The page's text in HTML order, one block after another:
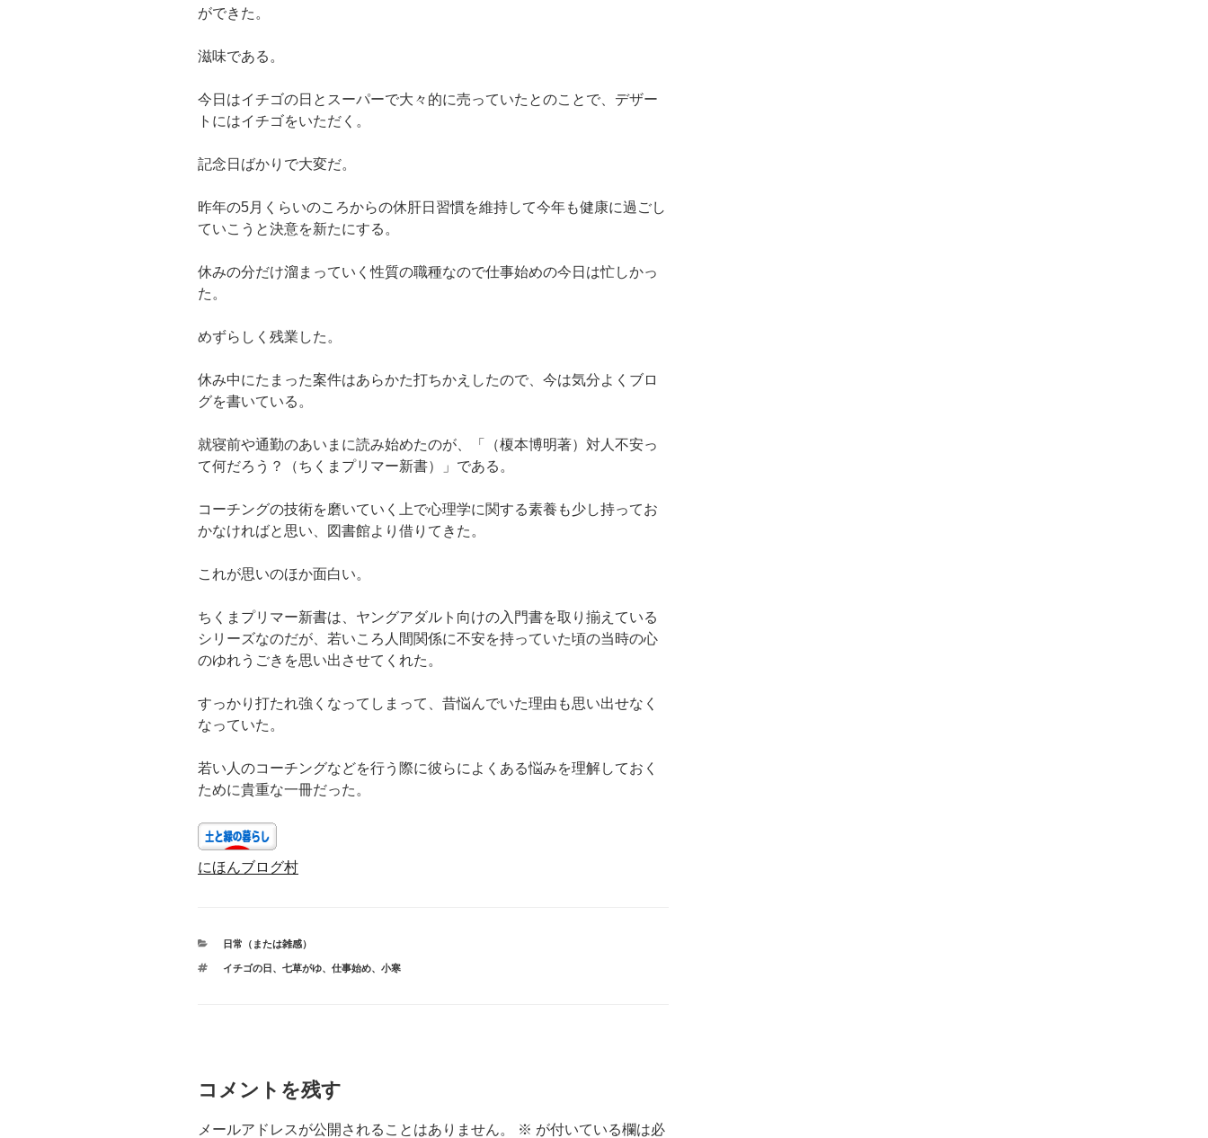
ができた。
滋味である。
今日はイチゴの日とスーパーで大々的に売っていたとのことで、デザー
トにはイチゴをいただく。
記念日ばかりで大変だ。
昨年の5月くらいのころからの休肝日習慣を維持して今年も健康に過ごし
ていこうと決意を新たにする。
休みの分だけ溜まっていく性質の職種なので仕事始めの今日は忙しかっ
た。
めずらしく残業した。
休み中にたまった案件はあらかた打ちかえしたので、今は気分よくブロ
グを書いている。
就寝前や通勤のあいまに読み始めたのが、「（榎本博明著）対人不安っ
て何だろう？（ちくまプリマー新書）」である。
コーチングの技術を磨いていく上で心理学に関する素養も少し持ってお
かなければと思い、図書館より借りてきた。
これが思いのほか面白い。
ちくまプリマー新書は、ヤングアダルト向けの入門書を取り揃えている
シリーズなのだが、若いころ人間関係に不安を持っていた頃の当時の心
のゆれうごきを思い出させてくれた。
すっかり打たれ強くなってしまって、昔悩んでいた理由も思い出せなく
なっていた。
若い人のコーチングなどを行う際に彼らによくある悩みを理解しておく
ために貴重な一冊だった。
にほんブログ村
カ
ゴ
日常（または雑感）
タ
イチゴの日 、 七草がゆ、 仕事始め、 小寒
コメントを残す
メールアドレスが公開されることはありません。 ※ が付いている欄は必